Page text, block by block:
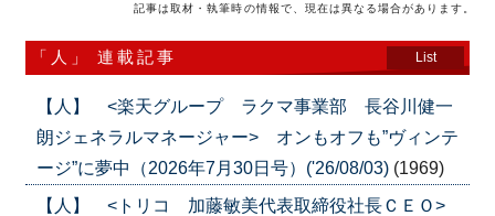
記事は取材・執筆時の情報で、現在は異なる場合があります。
「人」 連載記事 List
【人】 <楽天グループ ラクマ事業部 長谷川健一
朗ジェネラルマネージャー> オンもオフも”ヴィンテ
ージ”に夢中（2026年7月30日号）('26/08/03) (1969)
【人】 <トリコ 加藤敏美代表取締役社長ＣＥＯ>